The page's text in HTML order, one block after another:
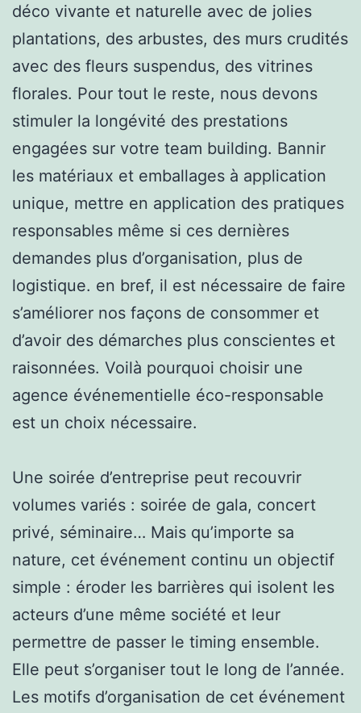
déco vivante et naturelle avec de jolies
plantations, des arbustes, des murs crudités
avec des fleurs suspendus, des vitrines
florales. Pour tout le reste, nous devons
stimuler la longévité des prestations
engagées sur votre team building. Bannir
les matériaux et emballages à application
unique, mettre en application des pratiques
responsables même si ces dernières
demandes plus d’organisation, plus de
logistique. en bref, il est nécessaire de faire
s’améliorer nos façons de consommer et
d’avoir des démarches plus conscientes et
raisonnées. Voilà pourquoi choisir une
agence événementielle éco-responsable
est un choix nécessaire.
Une soirée d’entreprise peut recouvrir
volumes variés : soirée de gala, concert
privé, séminaire… Mais qu’importe sa
nature, cet événement continu un objectif
simple : éroder les barrières qui isolent les
acteurs d’une même société et leur
permettre de passer le timing ensemble.
Elle peut s’organiser tout le long de l’année.
Les motifs d’organisation de cet événement